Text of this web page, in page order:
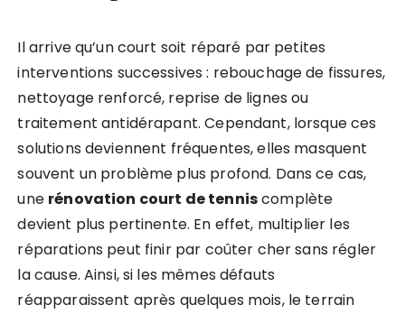
Il arrive qu’un court soit réparé par petites
interventions successives : rebouchage de fissures,
nettoyage renforcé, reprise de lignes ou
traitement antidérapant. Cependant, lorsque ces
solutions deviennent fréquentes, elles masquent
souvent un problème plus profond. Dans ce cas,
une rénovation court de tenniscomplète
devient plus pertinente. En effet, multiplier les
réparations peut finir par coûter cher sans régler
la cause. Ainsi, si les mêmes défauts
réapparaissent après quelques mois, le terrain